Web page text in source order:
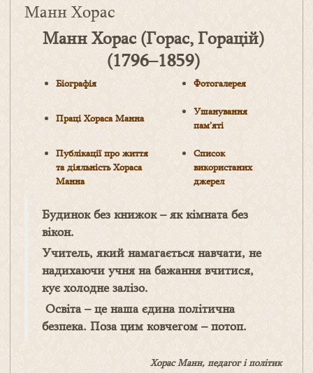
Манн Хорас
Манн Хорас (Горас, Горацій)
(1796–1859)
Біографія Фотогалерея
ПраціХораса Манна
Ушанування
пам’яті
Публікації про життя
та діяльність Хораса
Манна
Список
використаних
джерел
Будинок без книжок – як кімната без
вікон.
Учитель, який намагається навчати, не
надихаючи учня набажання вчитися,
кує холодне залізо.
Освіта – це наша єдина політична
безпека. Поза цим ковчегом – потоп.
Хорас Манн, педагог і політик